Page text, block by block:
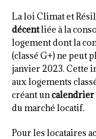
La loi Climat et
décentliée à la
logement dont la
(classé G+) ne peut
janvier 2023. Cette
aux logements
créant uncalendrier
du marché locatif.
Pour les locataires